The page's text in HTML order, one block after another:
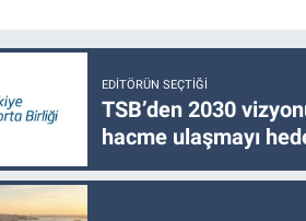
EDITÖRÜN SEÇTIĞI
TSB’den 2030
hacme ulaşmayı